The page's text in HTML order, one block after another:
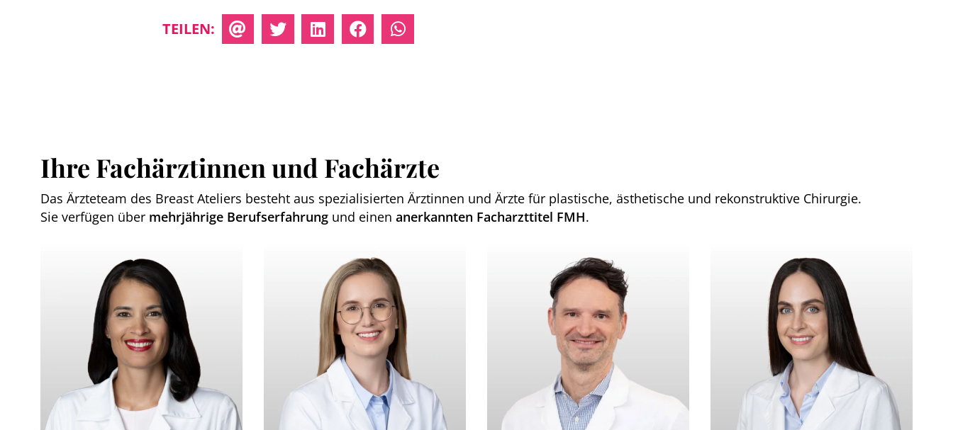
TEILEN:
Ihre Fachärztinnen und Fachärzte
Das Ärzteteam des Breast Ateliers besteht aus spezialisierten Ärztinnen und Ärzte für plastische, ästhetische und rekonstruktive Chirurgie.
Sie verfügen über mehrjährige Berufserfahrung und einen anerkannten Facharzttitel FMH.